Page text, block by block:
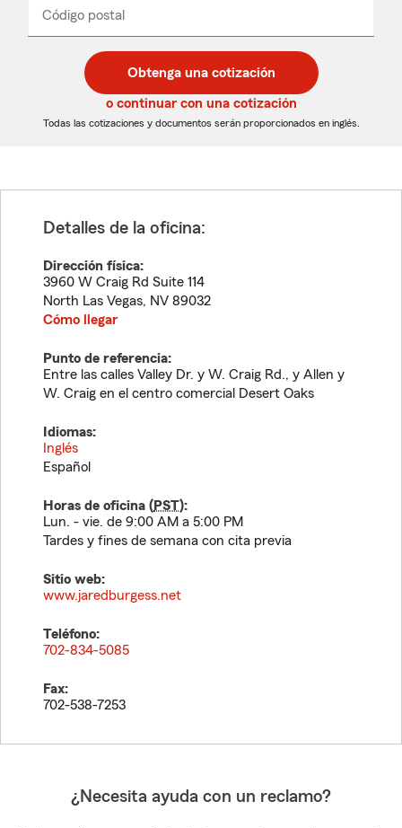
desplegable
Código postal
de
5
dígitos
de
5
dígitos
_____
Obtenga una cotización
o continuar con una cotización
Todas las cotizaciones y documentos serán proporcionados en inglés.
Detalles de la oficina:
Dirección física:
3960 W Craig Rd Suite 114
North Las Vegas, NV 89032
Cómo llegar
Punto de referencia:
Entre las calles Valley Dr. y W. Craig Rd., y Allen y
W. Craig en el centro comercial Desert Oaks
Idiomas:
Inglés
Español
Horas de oficina (PST):
Lun. - vie. de 9:00 AM a 5:00 PM
Tardes y fines de semana con cita previa
Sitio web:
www.jaredburgess.net
Teléfono:
702-834-5085
Fax:
702-538-7253
¿Necesita ayuda con un reclamo?